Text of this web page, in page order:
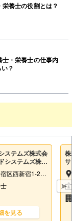
養士の役割とは？
・栄養士の仕事内
？
ステムズ株式会
システムズ株式
東京都新宿区西新宿1-26-2 新宿野村ビル14階
を見る